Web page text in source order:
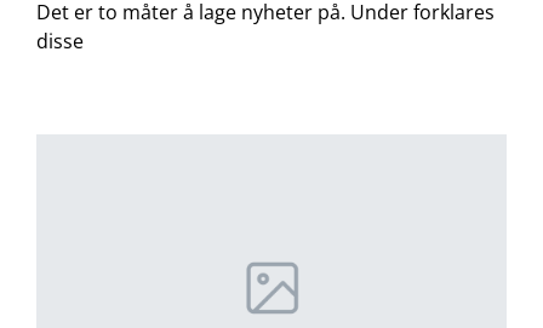
Det er to måter å lage nyheter på. Under forklares
disse